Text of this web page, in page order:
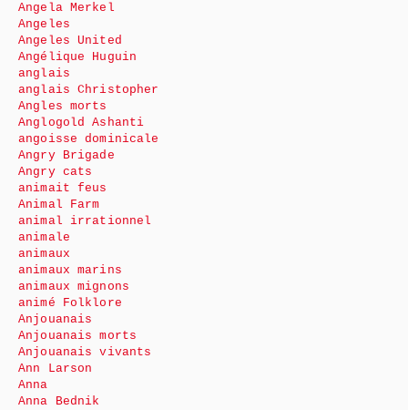
Angela Merkel
Angeles
Angeles United
Angélique Huguin
anglais
anglais Christopher
Angles morts
Anglogold Ashanti
angoisse dominicale
Angry Brigade
Angry cats
animait feus
Animal Farm
animal irrationnel
animale
animaux
animaux marins
animaux mignons
animé Folklore
Anjouanais
Anjouanais morts
Anjouanais vivants
Ann Larson
Anna
Anna Bednik